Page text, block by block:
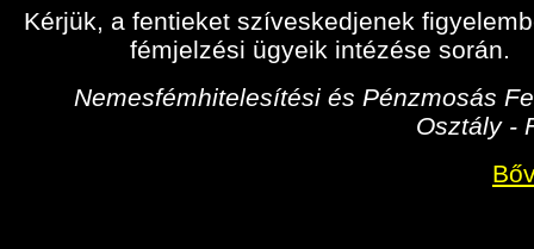
Kérjük, a fentieket szíveskedjenek
fémjelzési ügyeik intézése során.
Nemesfémhitelesítési és Pénzmosás
Osztály -